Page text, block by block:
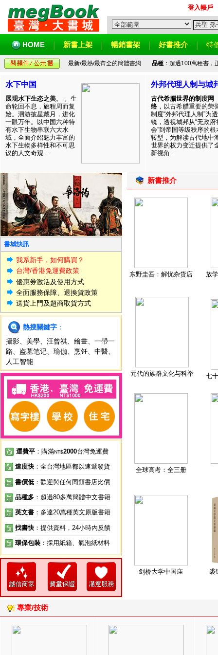
登入帳戶
HOME 新書上架 暢銷書架 好書推介 特
最新/最熱/最齊全的簡體書網 品種：超過100萬種書，
水下中国
展现水下生态之美。 。生
命轮回不息，旅程周而复
始。洄游披星戴月，进化
一眼万年。以中国六种特
有水下生物串联六大水
域，全面介绍魅力丰富的
水下生物多样性和不可思
议的人文奇观...
外邦代理人制与城
古代希腊世界的制度网
络 ，以古希腊重要的荣
制度“外邦代理人制”为透
镜，透视城邦从“无政府
会”到帝国等级秩序的根
转型，为解读古代地中
世界的权力变迁提供了
新视角...
書城快訊
我系新手，如何購買？
台灣/香港免運費政策
優惠券激活及使用方式
全面服務保障、退換貨政策
送貨上門及超商取貨方式
熱搜關鍵字 ：
攝影
美學 汪曾祺 繪畫
一帶一
路
盗墓笔记 瑜伽 烹饪 中醫
人工智能
運費平 ：購滿NT$2000台灣免運費
速度快 ：全台灣地區都以速遞發貨
書價低 ：歡迎與任何同類書店比價
品種多 ：超過80多萬簡體中文書籍
英文書 ：多達20萬種英文原版書籍
找書快 ：提供資料，24小時內反饋
環保包裝 ：採用紙箱、氣泡紙材料
新書推介
东野圭吾：解忧杂货店 放
元代的族群文化与科举 七
全球高考：全三册
剑桥大学中国庙 裘
專業/技術